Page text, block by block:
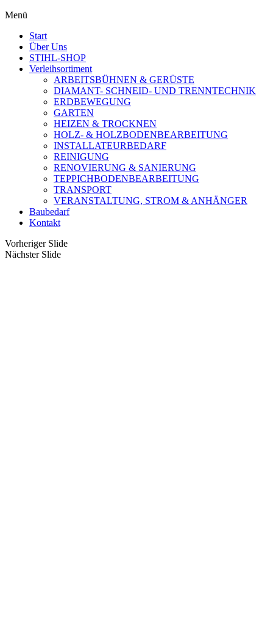
Menü
Start
Über Uns
STIHL-SHOP
Verleihsortiment
ARBEITSBÜHNEN & GERÜSTE
DIAMANT- SCHNEID- UND TRENNTECHNIK
ERDBEWEGUNG
GARTEN
HEIZEN & TROCKNEN
HOLZ- & HOLZBODENBEARBEITUNG
INSTALLATEURBEDARF
REINIGUNG
RENOVIERUNG & SANIERUNG
TEPPICHBODENBEARBEITUNG
TRANSPORT
VERANSTALTUNG, STROM & ANHÄNGER
Baubedarf
Kontakt
Vorheriger Slide
Nächster Slide